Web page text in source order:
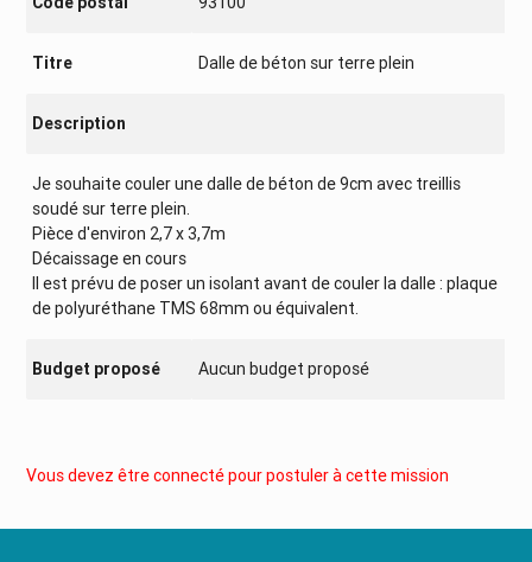
Titre Dalle de béton sur terre plein
Description
Je souhaite couler une dalle de béton de 9cm avec treillis
soudé sur terre plein.
Pièce d'environ 2,7 x 3,7m
Décaissage en cours
Il est prévu de poser un isolant avant de couler la dalle : plaque
de polyuréthane TMS 68mm ou équivalent.
Budget proposé Aucun budget proposé
Vous devez être connecté pour postuler à cette mission